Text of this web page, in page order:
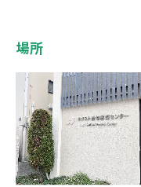
場所